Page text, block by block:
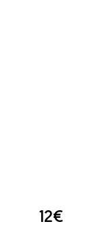
12€